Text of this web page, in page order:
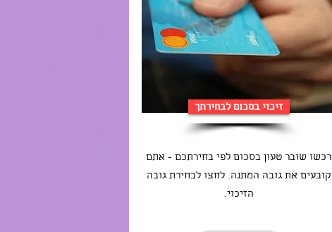
זיכוי בסכום לבחירתך
רכשו שובר טעון בסכום לפי בחירתכם - אתם
קובעים את גובה המתנה. לחצו לבחירת גובה
הזיכוי.